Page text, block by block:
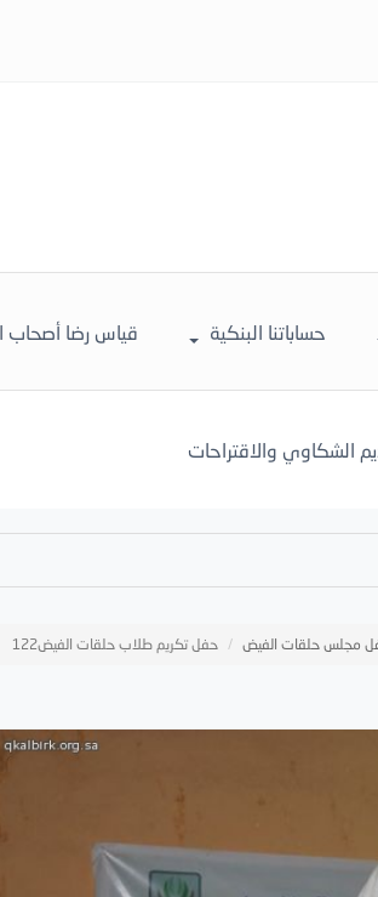
حساباتنا البنكية قياس رضا أصحاب
الشكاوي والاقتراحات
مجلس حلقات الفيض حفل تكريم طلاب حلقات الفيض122